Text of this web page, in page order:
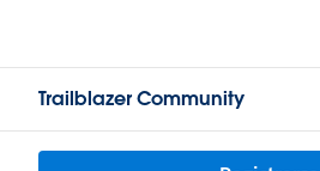
Trailblazer Community